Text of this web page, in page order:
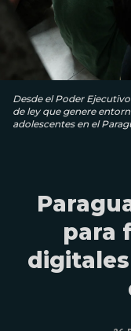
Desde el Poder
de ley que genere
adolescentes en el
para